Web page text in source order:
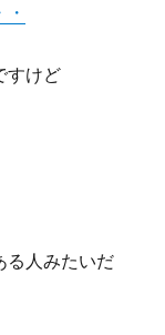
すけど
る人みたいだ